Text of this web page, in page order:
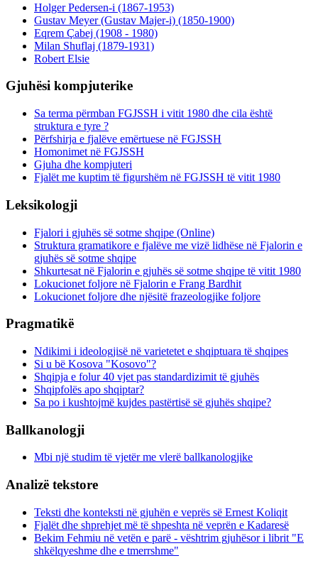
Holger Pedersen-i (1867-1953)
Gustav Meyer (Gustav Majer-i) (1850-1900)
Eqrem Çabej (1908 - 1980)
Milan Shuflaj (1879-1931)
Robert Elsie
Gjuhësi kompjuterike
Sa terma përmban FGJSSH i vitit 1980 dhe cila është
struktura e tyre ?
Përfshirja e fjalëve emërtuese në FGJSSH
Homonimet në FGJSSH
Gjuha dhe kompjuteri
Fjalët me kuptim të figurshëm në FGJSSH të vitit 1980
Leksikologji
Fjalori i gjuhës së sotme shqipe (Online)
Struktura gramatikore e fjalëve me vizë lidhëse në Fjalorin e
gjuhës së sotme shqipe
Shkurtesat në Fjalorin e gjuhës së sotme shqipe të vitit 1980
Lokucionet foljore në Fjalorin e Frang Bardhit
Lokucionet foljore dhe njësitë frazeologjike foljore
Pragmatikë
Ndikimi i ideologjisë në varietetet e shqiptuara të shqipes
Si u bë Kosova "Kosovo"?
Shqipja e folur 40 vjet pas standardizimit të gjuhës
Shqipfolës apo shqiptar?
Sa po i kushtojmë kujdes pastërtisë së gjuhës shqipe?
Ballkanologji
Mbi një studim të vjetër me vlerë ballkanologjike
Analizë tekstore
Teksti dhe konteksti në gjuhën e veprës së Ernest Koliqit
Fjalët dhe shprehjet më të shpeshta në veprën e Kadaresë
Bekim Fehmiu në vetën e parë - vështrim gjuhësor i librit "E
shkëlqyeshme dhe e tmerrshme"